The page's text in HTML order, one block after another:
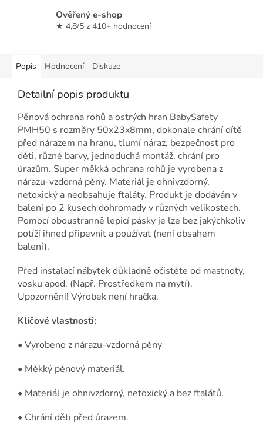
Ověřený e-shop
★ 4,8/5 z 410+ hodnocení
Popis Hodnocení Diskuze
Detailní popis produktu
Pěnová ochrana rohů a ostrých hran BabySafety
PMH50 s rozměry 50x23x8mm, dokonale chrání dítě
před nárazem na hranu, tlumí náraz, bezpečnost pro
děti, různé barvy, jednoduchá montáž, chrání pro
úrazům. Super měkká ochrana rohů je vyrobena z
nárazu-vzdorná pěny. Materiál je ohnivzdorný,
netoxický a neobsahuje ftaláty. Produkt je dodáván v
balení po 2 kusech dohromady v různých velikostech.
Pomocí oboustranně lepicí pásky je lze bez jakýchkoliv
potíží ihned připevnit a používat (není obsahem
balení).
Před instalací nábytek důkladně očistěte od mastnoty,
vosku apod. (Např. Prostředkem na mytí).
Upozornění! Výrobek není hračka.
Klíčové vlastnosti:
• Vyrobeno z nárazu-vzdorná pěny
• Měkký pěnový materiál.
• Materiál je ohnivzdorný, netoxický a bez ftalátů.
• Chrání děti před úrazem.